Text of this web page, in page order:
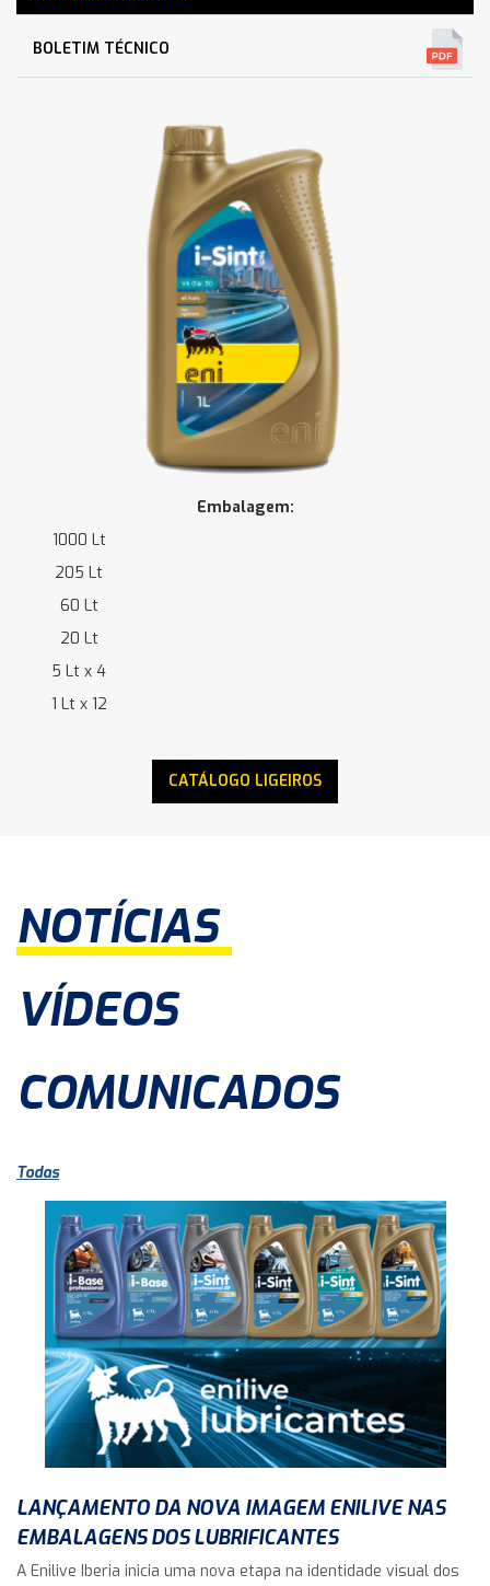
BOLETIM TÉCNICO
Embalagem:
1000 Lt
205 Lt
60 Lt
20 Lt
5 Lt x 4
1 Lt x 12
CATÁLOGO LIGEIROS
NOTÍCIAS
VÍDEOS
COMUNICADOS
Todas
LANÇAMENTO DA NOVA IMAGEM ENILIVE NAS
EMBALAGENS DOS LUBRIFICANTES
A Enilive Iberia inicia uma nova etapa na identidade visual dos